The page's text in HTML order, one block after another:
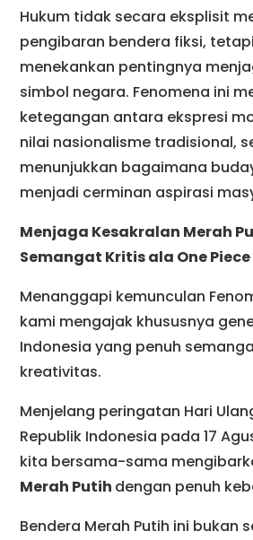
Hukum tidak secara eksplisit
pengibaran bendera fiksi,
menekankan pentingnya
simbol negara. Fenomena ini
ketegangan antara ekspresi
nilai nasionalisme tradisional,
menunjukkan bagaimana
menjadi cerminan aspirasi
Menjaga Kesakralan Merah
Semangat Kritis ala One Piece
Menanggapi kemunculan
kami mengajak khususnya
Indonesia yang penuh
kreativitas.
Menjelang peringatan Hari
Republik Indonesia pada 17
kita bersama-sama
Merah Putih dengan penuh
Bendera Merah Putih ini bukan